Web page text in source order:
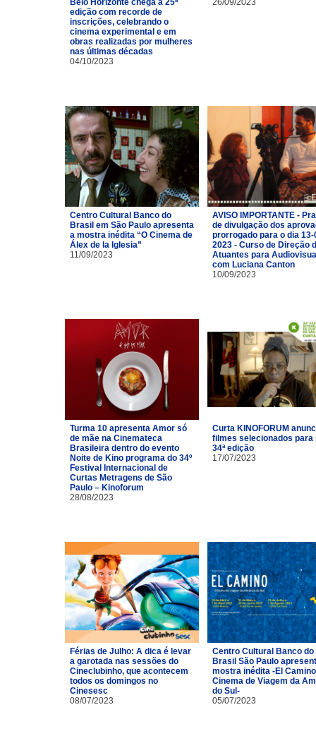
edição com recorde de
inscrições, celebrando o
cinema experimental e em
obras realizadas por mulheres
nas últimas décadas
04/10/2023
Centro Cultural Banco do
Brasil em São Paulo apresenta
a mostra inédita “O Cinema de
Álex de la Iglesia”
11/09/2023
AVISO IMPORTANTE -
de divulgação dos
prorrogado para o dia 13-
2023 - Curso de Direção
Atuantes para
com Luciana Canton
10/09/2023
Turma 10 apresenta Amor só
de mãe na Cinemateca
Brasileira dentro do evento
Noite de Kino programa do 34º
Festival Internacional de
Curtas Metragens de São
Paulo – Kinoforum
28/08/2023
Curta KINOFORUM
filmes selecionados para
34ª edição
17/07/2023
Férias de Julho: A dica é levar
a garotada nas sessões do
Cineclubinho, que acontecem
todos os domingos no
Cinesesc
08/07/2023
Centro Cultural Banco do
Brasil São Paulo
mostra inédita -El
Cinema de Viagem da
do Sul-
05/07/2023